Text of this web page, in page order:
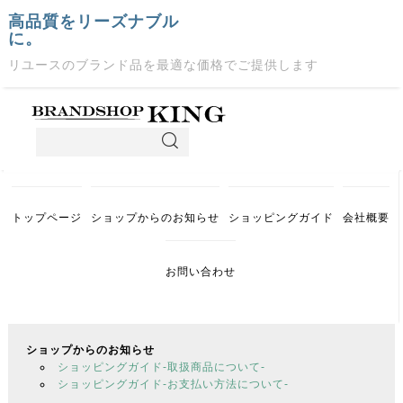
高品質をリーズナブル
に。
リユースのブランド品を最適な価格でご提供します
トップページ ショップからのお知らせ ショッピングガイド 会社概要
お問い合わせ
ショップからのお知らせ
ショッピングガイド-取扱商品について-
ショッピングガイド-お支払い方法について-